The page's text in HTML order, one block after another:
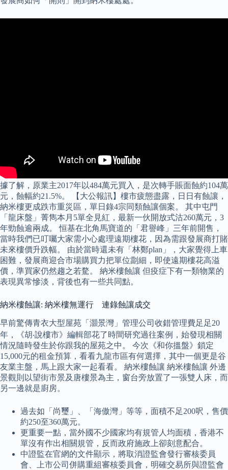
據了解，原業主2017年以484萬元買入，是次轉手賬面蝕約104萬
元，蝕幅約21.5%。 【大公報訊】樓市疲態盡露，日日有蝕讓，
納米樓更成跌市重災區，單日錄4宗同類蝕讓個案。 其中屯門
「龍床盤」菁雋本月5單全見紅，最新一伙開放式沽260萬元，3
年勁蝕逾兩成。 恒基在北角馬寶道的「君譽峰」三年前開售，
當時我們已叮囑大家需小心處理遠期樓花，因為需跟發展商打賭
未來樓價升跌幅。 由於當時還未有「林鄭plan」，大家覺得上車
困難，發展商迎合市場購買力把單位劏細，即使遠期樓花高溢
價，準買家仍然趨之若騖。 納米樓蝕讓 但疫症下有一類物業的
表現異常慘淡，背後也有一些共同點。
納米樓蝕讓: 納米樓無運行 連錄蝕讓成交
早前驚傳青衣大型屋苑「灝景灣」管理公司收錯管理費足足20
年，《胡‧說樓市》編輯部花了時間研究過往案例，始發現相關
情況隨時發生於你跟我的屋苑之中。 今次《和你搵盤》鎖定
15,000元的租金預算，看看九龍市區有何選擇，其中一個更是谷
友業主盤，馬上跟大家一起看看。 納米樓蝕讓 納米樓蝕讓 外邊
景觀則以望街市景及唐樓景為主，窗台旁放置了一張雙人床，而
另一邊就是廚房。
過去如「尚璽」、「海傲灣」等等，面積不足200呎，售價
約250至360萬元。
更重要一點，當外國不少國家均有規管人均面積，香港不
單沒有作出相關規管，反而政府施政上卻刻意配合。
中證監在官網的文件顯示，將取消證監會發行審核委員
會、上市公司併購重組審核委員會，明確交易所與證監會